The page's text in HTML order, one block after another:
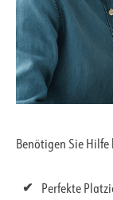
Benötigen Sie
Perfekte